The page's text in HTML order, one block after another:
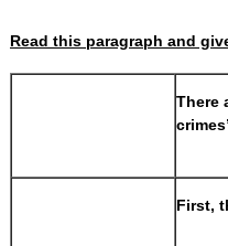
Read this paragraph and
There
First,